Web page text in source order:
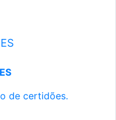
de certidões.